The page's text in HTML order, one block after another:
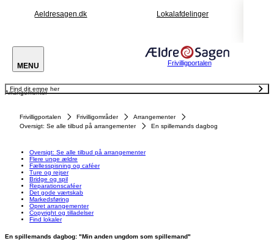
Aeldresagen.dk Lokalafdelinger
MENU Frivilligportalen
Arrangementer
Find dit emne her
Oversigt: Se alle tilbud på arrangementer
Ture og rejser
Bridge og spil
Reparationscaféer
Opret arrangementer
Copyright og tilladelser
Find lokaler
Frivilligportalen Frivilligområder
Arrangementer
Oversigt: Se alle tilbud på arrangementer
En spillemands dagbog
Oversigt: Se alle tilbud på arrangementer
Flere unge ældre
Fællesspisning og caféer
Ture og rejser
Bridge og spil
Reparationscaféer
Det gode værtskab
Markedsføring
Opret arrangementer
Copyright og tilladelser
Find lokaler
En spillemands dagbog: "Min anden ungdom som spillemand"